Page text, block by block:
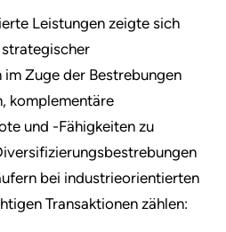
Leistungen zeigte sich
Zuge der Bestrebungen
komplementäre
und -Fähigkeiten zu
bei industrieorientierten
Transaktionen zählen: